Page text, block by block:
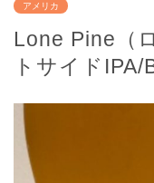
アメリカ
Lone Pine（
トサイド